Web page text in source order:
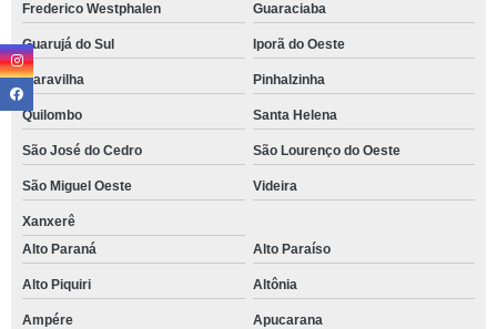
Frederico Westphalen Guaraciaba
Guarujá do Sul Iporã do Oeste
Maravilha Pinhalzinha
Quilombo Santa Helena
São José do Cedro São Lourenço do Oeste
São Miguel Oeste Videira
Xanxerê
Alto Paraná
Alto Paraíso
Alto Piquiri Altônia
Ampére Apucarana